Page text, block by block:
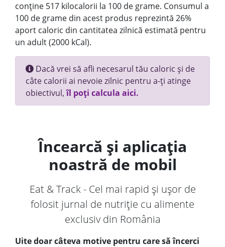
conține 517 kilocalorii la 100 de grame. Consumul a
100 de grame din acest produs reprezintă 26%
aport caloric din cantitatea zilnică estimată pentru
un adult (2000 kCal).
Dacă vrei să afli necesarul tău caloric și de
câte calorii ai nevoie zilnic pentru a-ți atinge
obiectivul,îl poți calcula aici.
Încearcă și aplicația
noastră de mobil
Eat & Track - Cel mai rapid și ușor de
folosit jurnal de nutriție cu alimente
exclusiv din România
Uite doar câteva motive pentru care să încerci